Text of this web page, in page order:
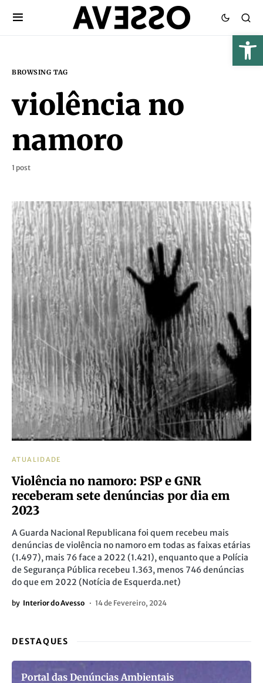
BROWSING TAG
violência no
namoro
1 post
ATUALIDADE
Violência no namoro: PSP e GNR
receberam sete denúncias por dia em
2023
A Guarda Nacional Republicana foi quem recebeu mais
denúncias de violência no namoro em todas as faixas etárias
(1.497), mais 76 face a 2022 (1.421), enquanto que a Polícia
de Segurança Pública recebeu 1.363, menos 746 denúncias
do que em 2022 (Notícia de Esquerda.net)
by Interior do Avesso 14 de Fevereiro, 2024
DESTAQUES
Portal das Denúncias Ambientais